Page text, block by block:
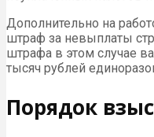
Дополнительно на
штраф за невыплаты
штрафа в этом случае
тысяч рублей
Порядок